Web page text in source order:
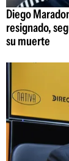
Diego
resignado,
su muerte